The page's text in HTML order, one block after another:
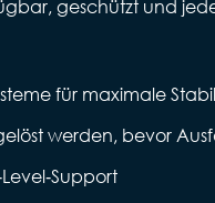
geschützt und
für maximale
werden, bevor